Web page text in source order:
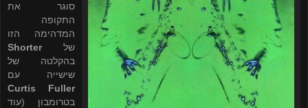
סוגר את
התקופה
המדהימה הזו
שלShorter
בהקלטה של
שישייה עם
Curtis Fuller
בטרומבון (עוד